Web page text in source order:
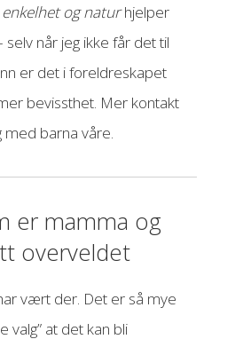
og naturhjelper
selv når jeg ikke får det til
er det i foreldreskapet
bevissthet. Mer kontakt
med barna våre.
er mamma og
overveldet
vært der. Det er så mye
valg” at det kan bli